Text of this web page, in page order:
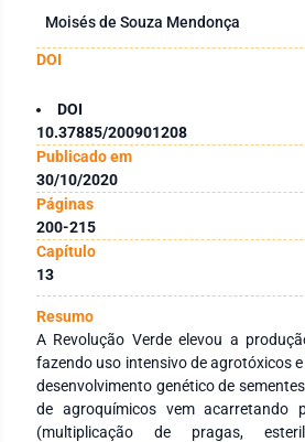
Moisés de Souza Mendonça
DOI
DOI
10.37885/200901208
Publicado em
30/10/2020
Páginas
200-215
Capítulo
13
Resumo
A Revolução Verde elevou a
fazendo uso intensivo de agrotóxicos
desenvolvimento genético de
de agroquímicos vem acarretando
(multiplicação de pragas,